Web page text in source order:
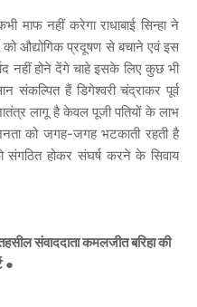
माफ नहीं करेगा राधाबाई सिन्हा ने
को औद्योगिक प्रदूषण से बचाने एवं इस
नहीं होने देंगे चाहे इसके लिए कुछ भी
संकल्पित हैं डिगेश्वरी चंद्राकर पूर्व
लागू है केवल पूजी पतियों के लाभ
को जगह-जगह भटकाती रहती है
संगठित होकर संघर्ष करने के सिवाय
संवाददाता कमलजीत बरिहा की
●